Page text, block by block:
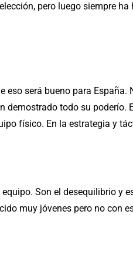
pero luego siempre
eso será bueno para
demostrado todo su poderío.
físico. En la estrategia y
Son el desequilibrio y
muy jóvenes pero no con